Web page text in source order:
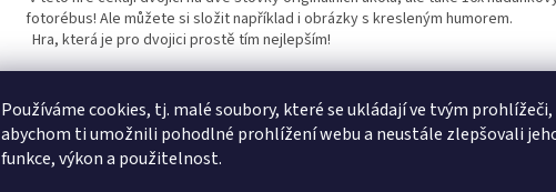
Používáme cookies, tj. malé soubory, které se ukládají ve tvým prohlížeči,
abychom ti umožnili pohodlné prohlížení webu a neustále zlepšovali
funkce, výkon a použitelnost.
fotorébus! Ale můžete si složit například i obrázky s kresleným humorem.
Hra, která je pro dvojici prostě tím nejlepším!